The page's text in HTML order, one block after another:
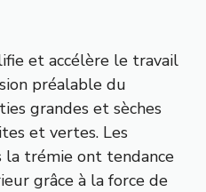
et accélère le travail
préalable du
grandes et sèches
et vertes. Les
la trémie ont tendance
grâce à la force de